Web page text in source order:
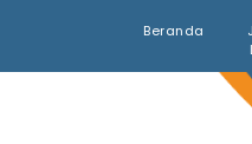
Beranda